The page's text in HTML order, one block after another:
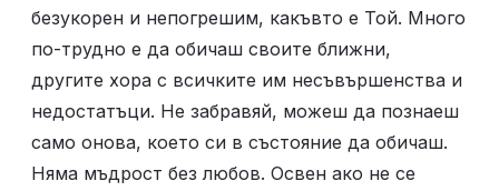
безукорен и непогрешим, какъвто е Той. Много
по-трудно е да обичаш своите ближни,
другите хора с всичките им несъвършенства и
недостатъци. Не забравяй, можеш да познаеш
само онова, което си в състояние да обичаш.
Няма мъдрост без любов. Освен ако не се